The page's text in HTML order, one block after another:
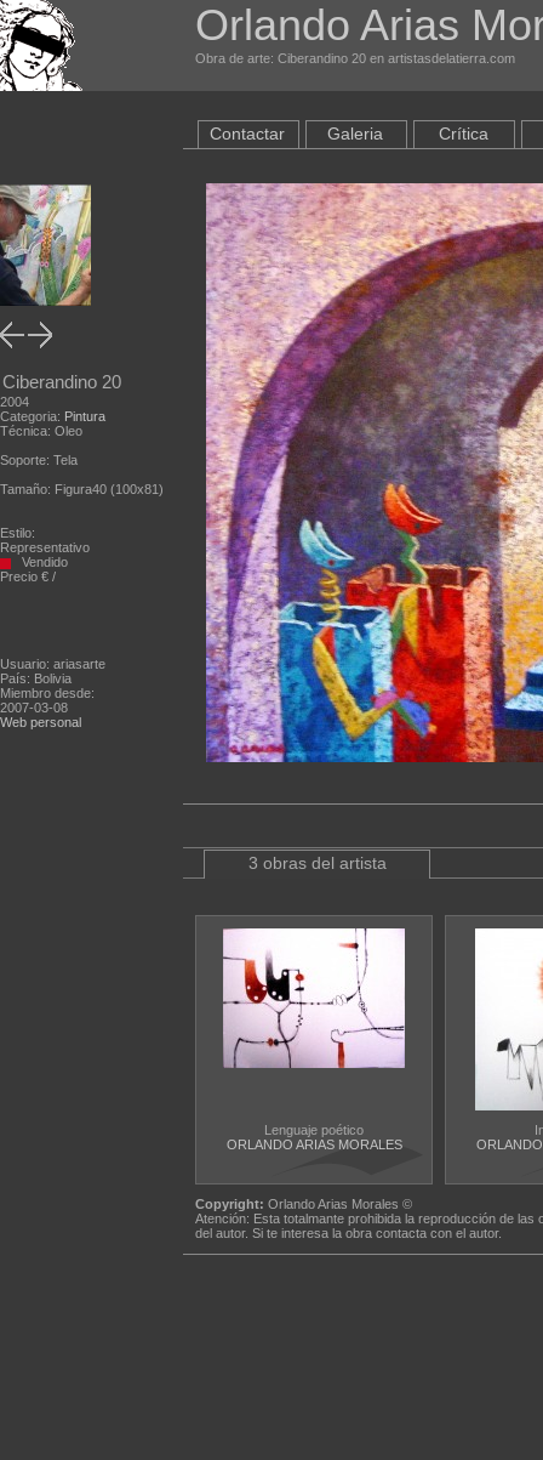
Orlando Arias
Obra de arte: Ciberandino 20 en artistasdelatierra.com
Ciberandino 20
2004
Categoria: Pintura
Técnica: Oleo
Soporte: Tela
Tamaño: Figura40 (100x81)
Estilo:
Representativo
Vendido
Precio € /
Usuario: ariasarte
País: Bolivia
Miembro desde:
2007-03-08
Web personal
Contactar Galeria Crítica
3 obras del artista
Lenguaje poético
ORLANDO ARIAS MORALES
Copyright: Orlando Arias Morales ©
Atención: Esta totalmante prohibida la reproducción de
del autor. Si te interesa la obra contacta con el autor.